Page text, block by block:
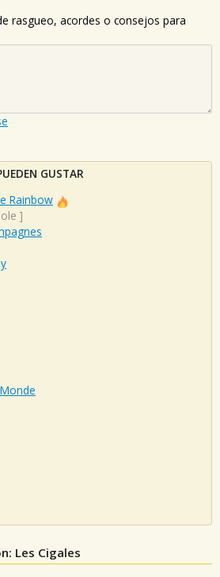
rasgueo, acordes o consejos para
GUSTAR
Rainbow
]
Les Cigales